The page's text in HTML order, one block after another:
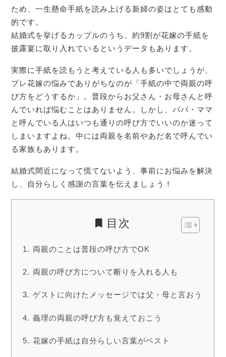
ため、一生懸命手紙を読み上げる新婦の姿はとても感動
的です。
結婚式を挙げるカップルのうち、約9割が花嫁の手紙を
披露宴に取り入れているというデータもあります。
実際に手紙を読もうと考えている人も多いでしょうが、
プレ花嫁の悩みでありがちなのが「手紙の中で両親の呼
び方をどうするか」。普段からお父さん・お母さんと呼
んでいれば悩むことはありません。しかし、パパ・ママ
と呼んでいる人はいつも通りの呼び方でいいのか迷って
しまいますよね。中には両親を名前やあだ名で呼んでい
る家族もあります。
結婚式間近になって慌てないよう、事前にお悩みを解決
し、自分らしく感謝の言葉を伝えましょう！
目次
両親のことは普段の呼び方でOK
両親の呼び方について断りを入れる人も
ゲストに向けたメッセージでは父・母と言おう
義理の両親の呼び方も覚えておこう
花嫁の手紙は自分らしい言葉がベスト